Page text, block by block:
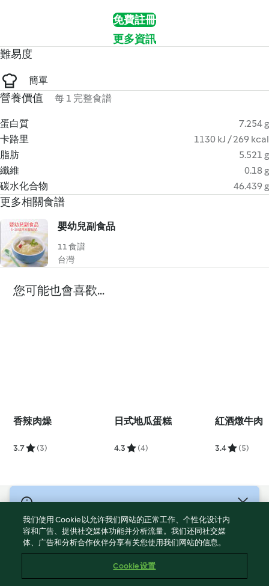
免費註冊
更多資訊
難易度
簡單
營養價值 每 1 完整食譜
蛋白質
7.254 g
卡路里
1130 kJ / 269 kcal
脂肪
5.521 g
纖維
0.18 g
碳水化合物
46.439 g
更多相關食譜
嬰幼兒副食品
11 食譜
台灣
您可能也會喜歡...
香辣肉燥
3.7 (3)
日式地瓜蛋糕
4.3 (4)
紅酒燉牛肉
3.4 (5)
服務條款
隱私權政策
網頁所有權
我们使用 Cookie 以允许我们网站的正常工作、个性化设计内
容和广告、提供社交媒体功能并分析流量。我们还同社交媒
体、广告和分析合作伙伴分享有关您使用我们网站的信息。
Cookie 设置